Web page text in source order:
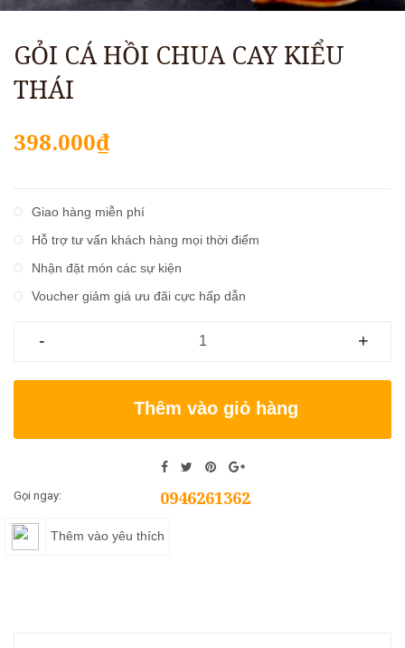
GỎI CÁ HỒI CHUA CAY KIỂU
THÁI
398.000₫
Giao hàng miễn phí
Hỗ trợ tư vấn khách hàng mọi thời điểm
Nhận đặt món các sự kiện
Voucher giảm giá ưu đãi cực hấp dẫn
- +
Thêm vào giỏ hàng
Gọi ngay: 0946261362
Thêm vào yêu thích